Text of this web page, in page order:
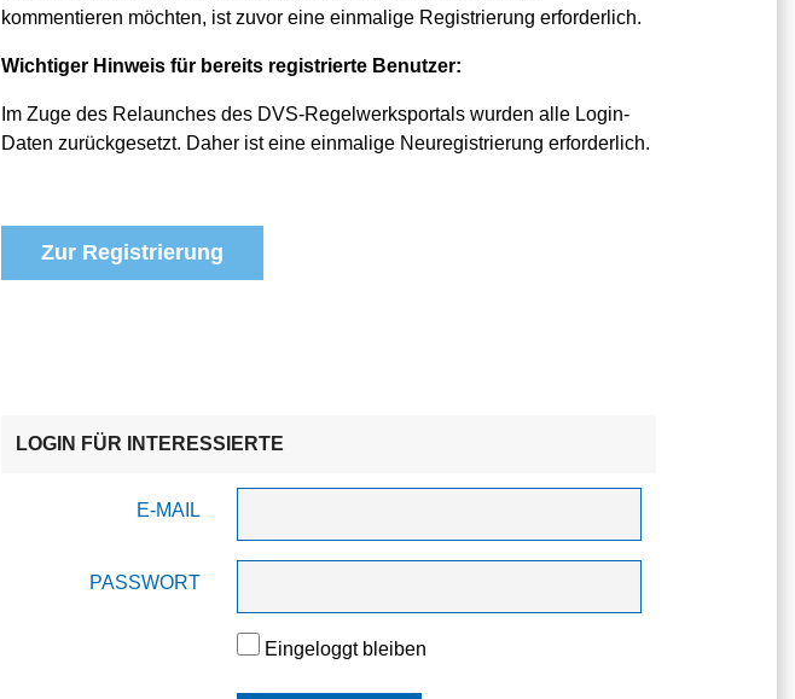
kommentieren möchten, ist zuvor eine einmalige Registrierung erforderlich.
Wichtiger Hinweis für bereits registrierte Benutzer:
Im Zuge des Relaunches des DVS-Regelwerksportals wurden alle Login-
Daten zurückgesetzt. Daher ist eine einmalige Neuregistrierung erforderlich.
Zur Registrierung
LOGIN FÜR INTERESSIERTE
E-MAIL
PASSWORT
Eingeloggt bleiben